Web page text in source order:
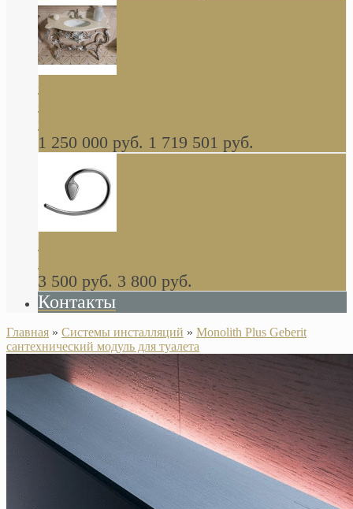
стиле барокко, из массива дерева, светло
коричневый матовый окрас + серебро
1 250 000 руб. 1 719 501 руб.
Khala Colombo аксессуары (серия) В
НАЛИЧИИ
3 500 руб. 3 800 руб.
Контакты
Главная » Системы инсталляций » Monolith Plus Geberit
сантехнический модуль для туалета